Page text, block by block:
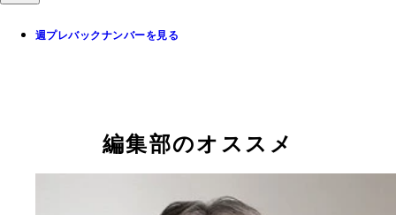
週プレバックナンバーを見る
編集部のオススメ